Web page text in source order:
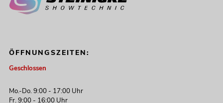
ÖFFNUNGSZEITEN:
Geschlossen
Mo.-Do. 9:00 - 17:00 Uhr
Fr. 9:00 - 16:00 Uhr